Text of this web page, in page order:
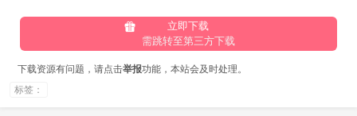
立即下载
需跳转至第三方下载
下载资源有问题，请点击举报功能，本站会及时处理。
标签：